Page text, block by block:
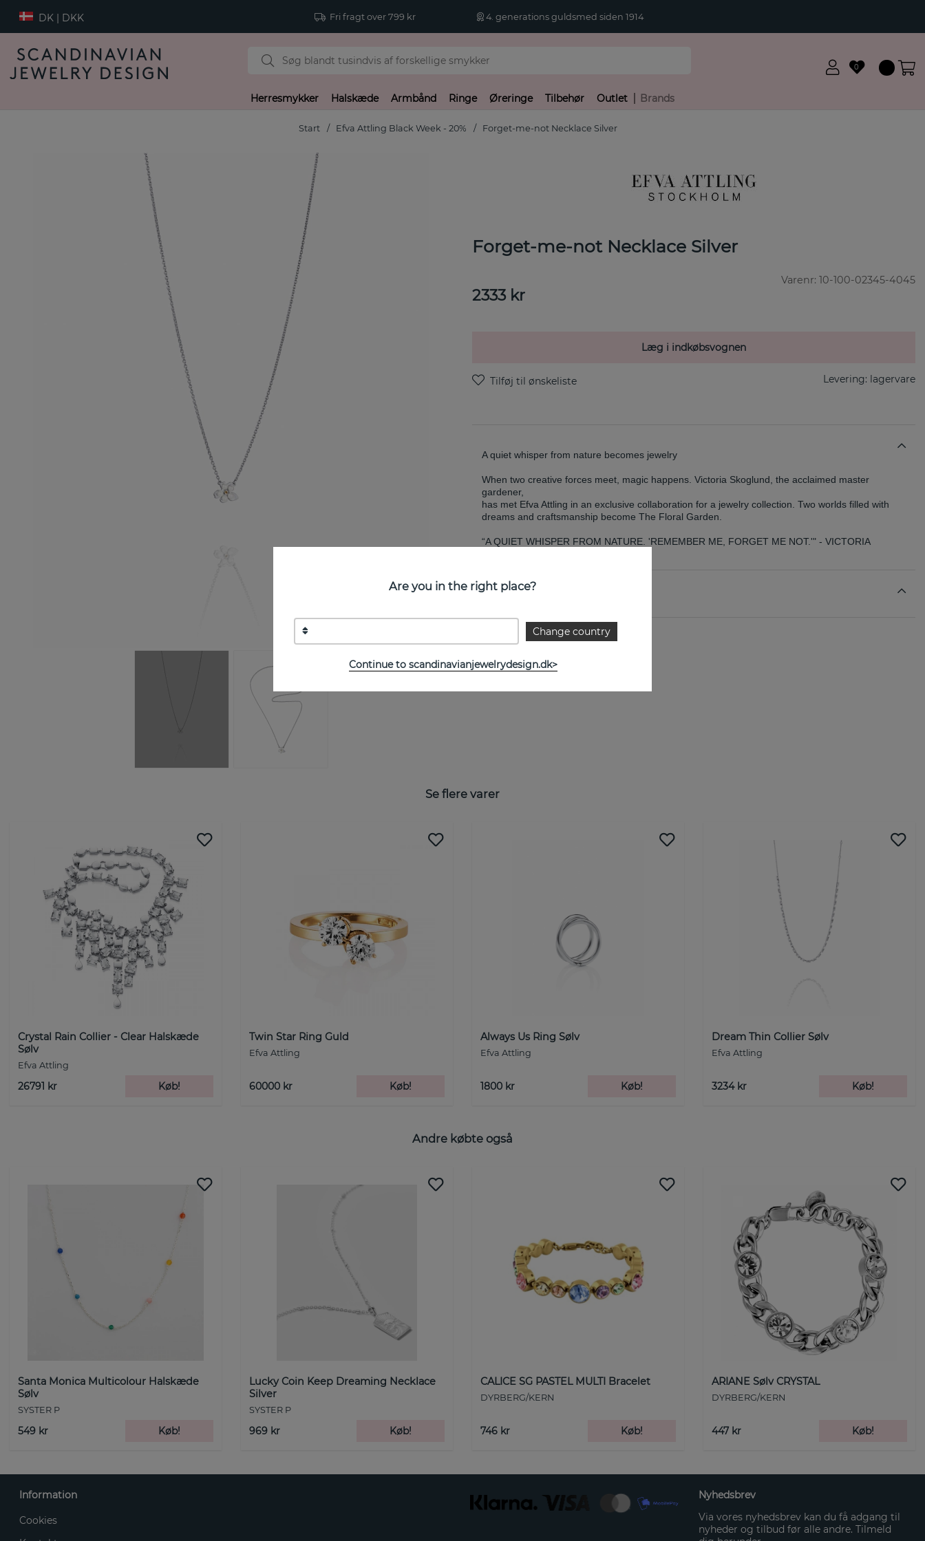
DK | DKK Fri fragt over 799 kr 4. generations guldsmed siden 1914
0
Herresmykker Halskæde Armbånd Ringe Øreringe Tilbehør Outlet Brands
Start Efva Attling Black Week - 20% Forget-me-not Necklace Silver
Forget-me-not Necklace Silver
Varenr: 10-100-02345-4045
2333 kr
Læg i indkøbsvognen
Levering: lagervare
A quiet whisper from nature becomes jewelry
When two creative forces meet, magic happens. Victoria Skoglund, the acclaimed master
gardener,
has met Efva Attling in an exclusive collaboration for a jewelry collection. Two worlds filled with
dreams and craftsmanship become The Floral Garden.
“A QUIET WHISPER FROM NATURE. 'REMEMBER ME, FORGET ME NOT.'" - VICTORIA
EGENSKABER
Se flere varer
Crystal Rain Collier - Clear Halskæde
Sølv
Efva Attling
26791 kr Køb!
Twin Star Ring Guld
Efva Attling
60000 kr Køb!
Always Us Ring Sølv
Efva Attling
1800 kr Køb!
Dream Thin Collier Sølv
Efva Attling
3234 kr Køb!
Andre købte også
Santa Monica Multicolour Halskæde
Sølv
SYSTER P
549 kr Køb!
Lucky Coin Keep Dreaming Necklace
Silver
SYSTER P
969 kr Køb!
CALICE SG PASTEL MULTI Bracelet
DYRBERG/KERN
746 kr Køb!
ARIANE Sølv CRYSTAL
DYRBERG/KERN
447 kr Køb!
Are you in the right place?
Change country
Continue to scandinavianjewelrydesign.dk>
Information
Cookies
Nyhedsbrev
Via vores nyhedsbrev kan du få adgang til
nyheder og tilbud før alle andre. Tilmeld